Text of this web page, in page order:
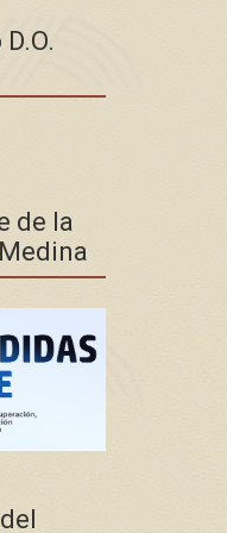
de la